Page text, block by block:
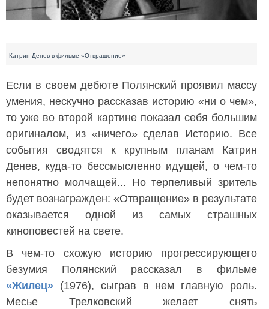
Катрин Денев в фильме «Отвращение»
Если в своем дебюте Полянский проявил массу
умения, нескучно рассказав историю «ни о чем»,
то уже во второй картине показал себя большим
оригиналом, из «ничего» сделав Историю. Все
события сводятся к крупным планам Катрин
Денев, куда-то бессмысленно идущей, о чем-то
непонятно молчащей... Но терпеливый зритель
будет вознагражден: «Отвращение» в результате
оказывается одной из самых страшных
киноповестей на свете.
В чем-то схожую историю прогрессирующего
безумия Полянский рассказал в фильме
«Жилец» (1976), сыграв в нем главную роль.
Месье Трелковский желает снять